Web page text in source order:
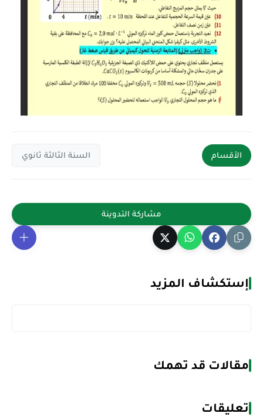
الأقسام السنة الثالثة ثانوي
إستكشاف المزيد
مقالات قد تهمك
تعليقات